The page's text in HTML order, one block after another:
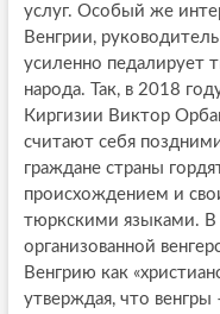
услуг. Особый же
Венгрии,
усиленно педалирует
народа. Так, в 2018
Киргизии Виктор
считают себя
граждане страны
происхождением и
тюркскими языками. В
организованной
Венгрию как
утверждая, что венгры